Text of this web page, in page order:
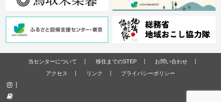
当センターについて 移住までのSTEP
お問い合わせ
アクセス
リンク プライバシーポリシー